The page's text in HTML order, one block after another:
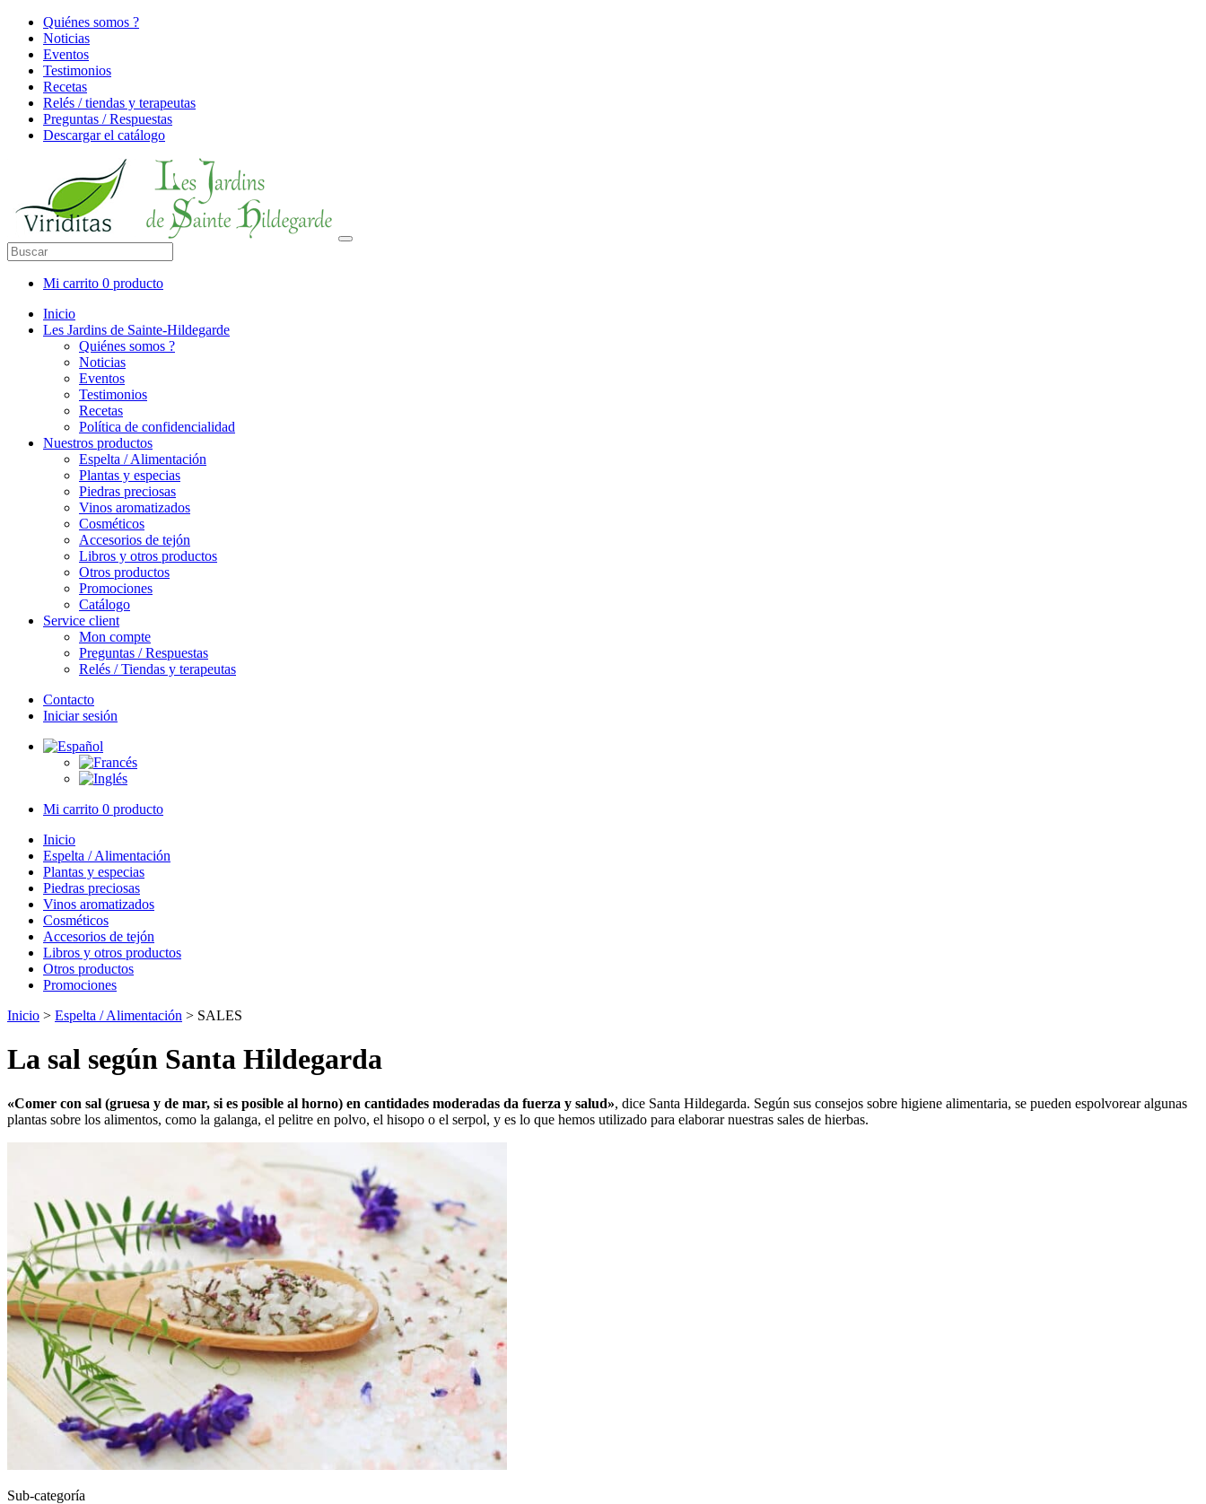
Quiénes somos ?
Noticias
Eventos
Testimonios
Recetas
Relés / tiendas y terapeutas
Preguntas / Respuestas
Descargar el catálogo
Mi carrito 0 producto
Inicio
Les Jardins de Sainte-Hildegarde
Quiénes somos ?
Noticias
Eventos
Testimonios
Recetas
Política de confidencialidad
Nuestros productos
Espelta / Alimentación
Plantas y especias
Piedras preciosas
Vinos aromatizados
Cosméticos
Accesorios de tejón
Libros y otros productos
Otros productos
Promociones
Catálogo
Service client
Mon compte
Preguntas / Respuestas
Relés / Tiendas y terapeutas
Contacto
Iniciar sesión
Mi carrito 0 producto
Inicio
Espelta / Alimentación
Plantas y especias
Piedras preciosas
Vinos aromatizados
Cosméticos
Accesorios de tejón
Libros y otros productos
Otros productos
Promociones
Inicio > Espelta / Alimentación > SALES
La sal según Santa Hildegarda
«Comer con sal (gruesa y de mar, si es posible al horno) en cantidades moderadas da fuerza y salud», dice Santa Hildegarda. Según sus consejos sobre higiene alimentaria, se pueden espolvorear algunas
plantas sobre los alimentos, como la galanga, el pelitre en polvo, el hisopo o el serpol, y es lo que hemos utilizado para elaborar nuestras sales de hierbas.
Sub-categoría